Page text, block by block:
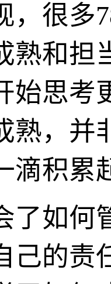
，很多
熟和担
始思考
熟，并
滴积累
了如何
己的责